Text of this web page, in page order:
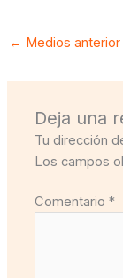
← Medios anterior
Deja una
Tu dirección
Los campos
Comentario*